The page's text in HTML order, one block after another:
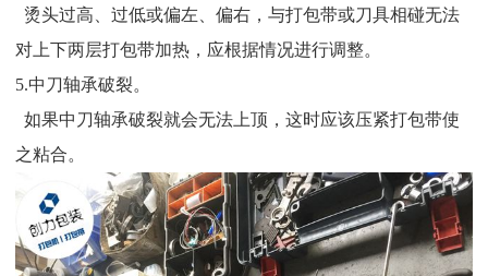
烫头过高、过低或偏左、偏右，与打包带或刀具相碰无法
对上下两层打包带加热，应根据情况进行调整。
5.中刀轴承破裂。
如果中刀轴承破裂就会无法上顶，这时应该压紧打包带使
之粘合。